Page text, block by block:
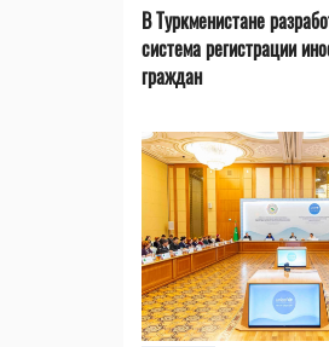
В Туркменистане
система регистрации
граждан